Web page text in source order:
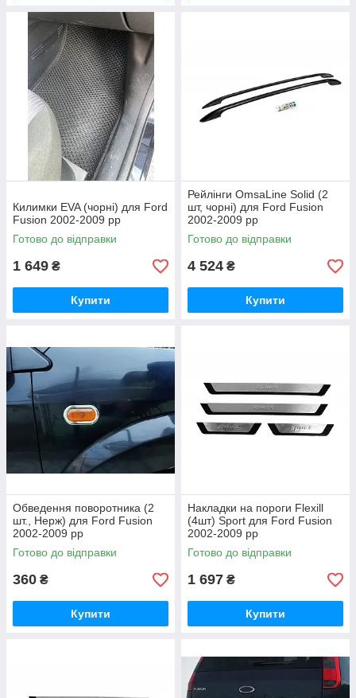
Килимки EVA (чорні) для Ford
Fusion 2002-2009 рр
Готово до відправки
1 649 ₴
Купити
Рейлінги OmsaLine Solid (2
шт, чорні) для Ford Fusion
2002-2009 рр
Готово до відправки
4 524 ₴
Купити
Обведення поворотника (2
шт., Нерж) для Ford Fusion
2002-2009 рр
Готово до відправки
360 ₴
Купити
Накладки на пороги Flexill
(4шт) Sport для Ford Fusion
2002-2009 рр
Готово до відправки
1 697 ₴
Купити